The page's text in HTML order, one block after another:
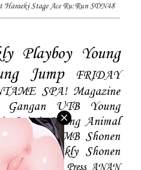
Haraeki Stage Ace Ru:Run SDN48
Playboy Young
Jump
FRIDAY
SPA! Magazine
Gangan UTB
Young
Spirtis Young Animal
BUBKA BOMB Shonen
Weekly Shonen
BRODY Hustle Press ANAN